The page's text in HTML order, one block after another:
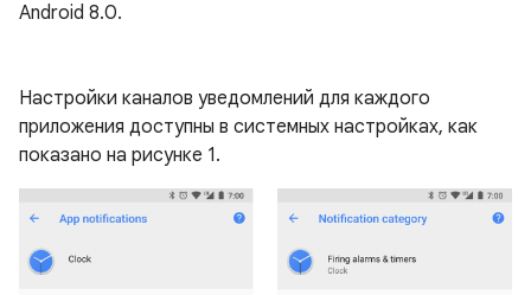
Android 8.0.
Настройки каналов уведомлений для каждого
приложения доступны в системных настройках, как
показано на рисунке 1.